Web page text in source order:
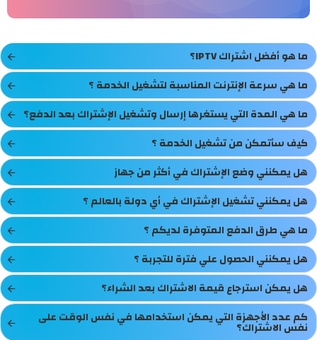
ما هو أفضل اشتراك IPTV؟
ما هي سرعة الإنترنت المناسبة لتشغيل الخدمة ؟
ما هي المدة التي يستغرها إرسال وتشغيل الإشتراك بعد الدفع؟
كيف سأتمكن من تشغيل الخدمة ؟
هل يمكنني وضع الإشتراك في أكثر من جهاز
هل يمكنني تشغيل الإشتراك في أي دولة بالعالم ؟
ما هي طرق الدفع المتوفرة لديكم ؟
هل يمكنني الحصول علي فترة للتجربة ؟
هل يمكن استرجاع قيمة الاشتراك بعد الشراء؟
كم عدد الأجهزة التي يمكن استخدامها في نفس الوقت على
نفس الاشتراك؟